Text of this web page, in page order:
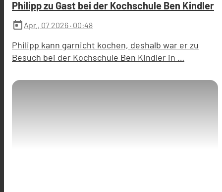
Philipp zu Gast bei der Kochschule Ben Kindler
today Apr., 07 2026 · 00:48
Philipp kann garnicht kochen, deshalb war er zu
Besuch bei der Kochschule Ben Kindler in …